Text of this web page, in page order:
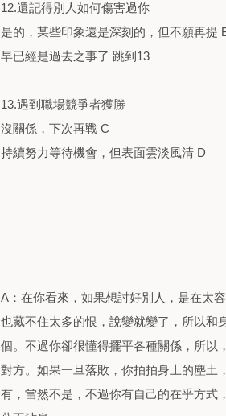
12.還記得別人如何傷害過你
是的，某些印象還是深刻的，但不願再提
早已經是過去之事了 跳到13
13.遇到職場競爭者獲勝
沒關係，下次再戰 C
持續努力等待機會，但表面雲淡風清 D
A：在你看來，如果想討好別人，是在太
也藏不住太多的恨，說變就變了，所以和
個。不過你卻很懂得擺平各種關係，所以
對方。如果一旦落敗，你拍拍身上的塵土
有，當然不是，不過你有自己的在乎方式